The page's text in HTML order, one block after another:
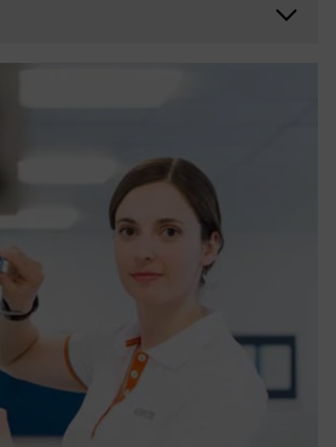
fournit des principes éthiques
Internationale du Travail
(ONU) et des principes
pour les entreprises